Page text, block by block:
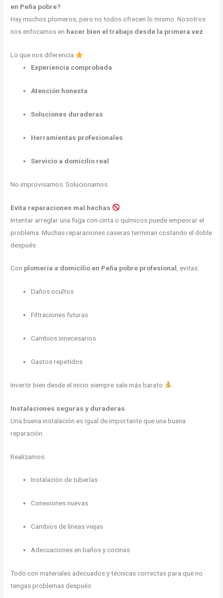
en Peña pobre?
Hay muchos plomeros, pero no todos ofrecen lo mismo. Nosotros
nos enfocamos en hacer bien el trabajo desde la primera vez.
Lo que nos diferencia
Experiencia comprobada
Atención honesta
Soluciones duraderas
Herramientas profesionales
Servicio a domicilio real
No improvisamos. Solucionamos.
Evita reparaciones mal hechas
Intentar arreglar una fuga con cinta o químicos puede empeorar el
problema. Muchas reparaciones caseras terminan costando el doble
después.
Con plomería a domicilio en Peña pobre profesional, evitas:
Daños ocultos
Filtraciones futuras
Cambios innecesarios
Gastos repetidos
Invertir bien desde el inicio siempre sale más barato
Instalaciones seguras y duraderas
Una buena instalación es igual de importante que una buena
reparación.
Realizamos:
Instalación de tuberías
Conexiones nuevas
Cambios de líneas viejas
Adecuaciones en baños y cocinas
Todo con materiales adecuados y técnicas correctas para que no
tengas problemas después.